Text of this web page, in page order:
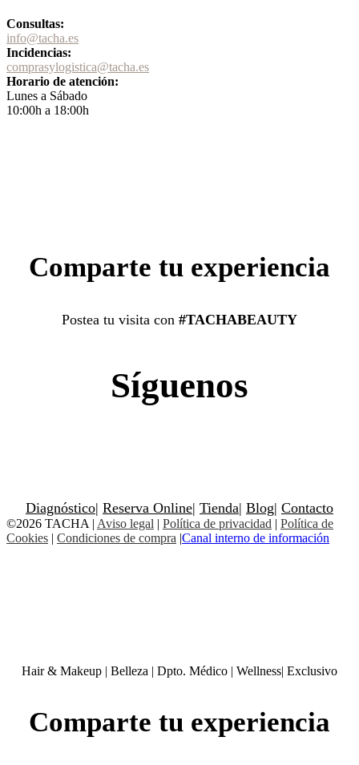
Consultas:
info@tacha.es
Incidencias:
comprasylogistica@tacha.es
Horario de atención:
Lunes a Sábado
10:00h a 18:00h
Comparte tu experiencia
Postea tu visita con #TACHABEAUTY
Síguenos
Diagnóstico| Reserva Online| Tienda| Blog| Contacto
©2026 TACHA | Aviso legal | Política de privacidad | Política de
Cookies | Condiciones de compra |Canal interno de información
Hair & Makeup | Belleza | Dpto. Médico | Wellness| Exclusivo
Comparte tu experiencia